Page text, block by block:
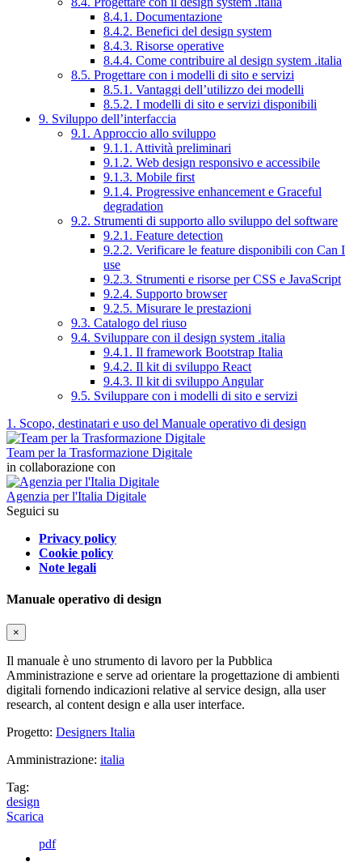
8.4.1. Documentazione
8.4.2. Benefici del design system
8.4.3. Risorse operative
8.4.4. Come contribuire al design system .italia
8.5. Progettare con i modelli di sito e servizi
8.5.1. Vantaggi dell’utilizzo dei modelli
8.5.2. I modelli di sito e servizi disponibili
9. Sviluppo dell’interfaccia
9.1. Approccio allo sviluppo
9.1.1. Attività preliminari
9.1.2. Web design responsivo e accessibile
9.1.3. Mobile first
9.1.4. Progressive enhancement e Graceful
degradation
9.2. Strumenti di supporto allo sviluppo del software
9.2.1. Feature detection
9.2.2. Verificare le feature disponibili con Can I
use
9.2.3. Strumenti e risorse per CSS e JavaScript
9.2.4. Supporto browser
9.2.5. Misurare le prestazioni
9.3. Catalogo del riuso
9.4. Sviluppare con il design system .italia
9.4.1. Il framework Bootstrap Italia
9.4.2. Il kit di sviluppo React
9.4.3. Il kit di sviluppo Angular
9.5. Sviluppare con i modelli di sito e servizi
1. Scopo, destinatari e uso del Manuale operativo di design
Team per la Trasformazione Digitale
in collaborazione con
Agenzia per l'Italia Digitale
Seguici su
Privacy policy
Cookie policy
Note legali
Manuale operativo di design
×
Il manuale è uno strumento di lavoro per la Pubblica
Amministrazione e serve ad orientare la progettazione di ambienti
digitali fornendo indicazioni relative al service design, alla user
research, al content design e alla user interface.
Progetto: Designers Italia
Amministrazione: italia
Tag:
design
Scarica
pdf